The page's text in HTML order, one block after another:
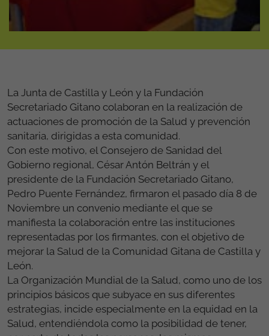
La Junta de Castilla y León y la Fundación
Secretariado Gitano colaboran en la realización de
actuaciones de promoción de la Salud y prevención
sanitaria, dirigidas a esta comunidad.
Con este motivo, el Consejero de Sanidad del
Gobierno regional, César Antón Beltrán y el
presidente de la Fundación Secretariado Gitano,
Pedro Puente Fernández, firmaron el pasado día 8 de
Noviembre un convenio mediante el que se
manifiesta la colaboración entre las instituciones
representadas por los firmantes, con el objetivo de
mejorar la Salud de la Comunidad Gitana de Castilla y
León.
La Organización Mundial de la Salud, como uno de los
principios básicos que subyace en sus diferentes
estrategias, incide especialmente en la equidad en la
Salud, entendiéndola como la posibilidad de tener,